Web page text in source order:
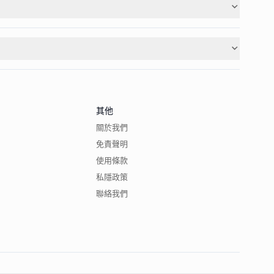
其他
關於我們
免責聲明
使用條款
私隱政策
聯絡我們